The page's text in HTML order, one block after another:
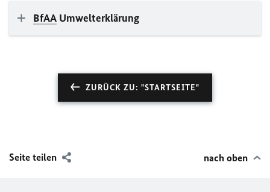
BfAA Umwelterklärung
ZURÜCK ZU: "STARTSEITE"
Seite teilen nach oben